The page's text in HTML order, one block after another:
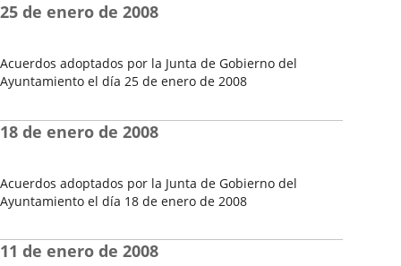
Acuerdos adoptados por la Junta de Gobierno del
Ayuntamiento el día 25 de enero de 2008
del
Pleno
25 de enero de 2008
Acuerdos adoptados por la Junta de Gobierno del
Ayuntamiento el día 18 de enero de 2008
del
Pleno
18 de enero de 2008
11 de enero de 2008